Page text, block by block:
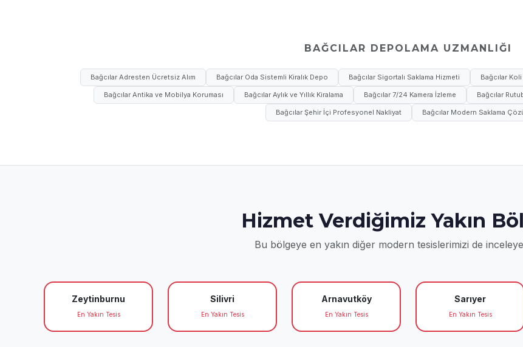
BAĞCILAR DEPOLAMA UZMANLIĞI
Bağcılar Adresten Ücretsiz Alım Bağcılar Oda Sistemli Kiralık Depo Bağcılar Sigortalı Saklama Hizmeti Bağcılar
Bağcılar Antika ve Mobilya Koruması Bağcılar Aylık ve Yıllık Kiralama Bağcılar 7/24 Kamera İzleme Bağcılar
Bağcılar Şehir İçi Profesyonel Nakliyat Bağcılar Modern Saklama
Hizmet Verdiğimiz Yakın
Bu bölgeye en yakın diğer modern tesislerimizi de
Zeytinburnu
En Yakın Tesis
Silivri
En Yakın Tesis
Arnavutköy
En Yakın Tesis
Sarıyer
En Yakın Tesis